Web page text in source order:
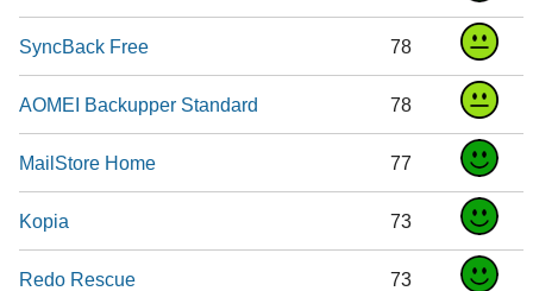
SyncBack Free 78
AOMEI Backupper Standard 78
MailStore Home 77
Kopia 73
Redo Rescue 73